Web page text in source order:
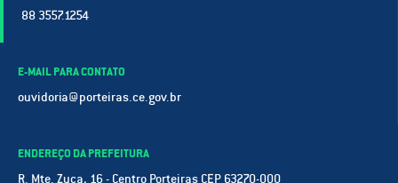
88 3557.1254
E-MAIL PARA CONTATO
ouvidoria@porteiras.ce.gov.br
ENDEREÇO DA PREFEITURA
R. Mte. Zuca, 16 - Centro Porteiras CEP 63270-000